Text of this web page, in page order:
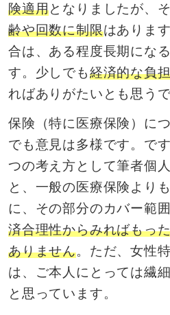
険適用となりましたが、
齢や回数に制限はありま
合は、ある程度長期にな
す。少しでも経済的な負
ればありがたいとも思うで
保険（特に医療保険）に
でも意見は多様です。で
つの考え方として筆者個
と、一般の医療保険より
に、その部分のカバー範
済合理性からみればもっ
ありません。ただ、女性
は、ご本人にとっては繊
と思っています。